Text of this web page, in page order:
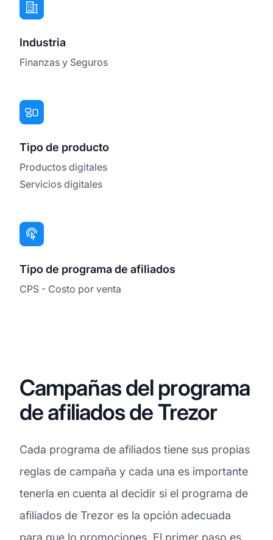
Industria
Finanzas y Seguros
Tipo de producto
Productos digitales
Servicios digitales
Tipo de programa de afiliados
CPS - Costo por venta
Campañas del programa
de afiliados de Trezor
Cada programa de afiliados tiene sus propias
reglas de campaña y cada una es importante
tenerla en cuenta al decidir si el programa de
afiliados de Trezor es la opción adecuada
para que lo promociones. El primer paso es